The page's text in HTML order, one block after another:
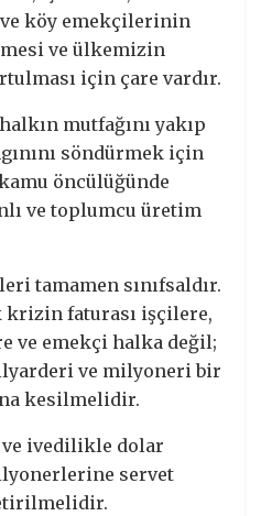
köy emekçilerinin
ve ülkemizin
için çare vardır.
mutfağını yakıp
söndürmek için
öncülüğünde
ve toplumcu üretim
tamamen sınıfsaldır.
krizin faturası işçilere,
ve emekçi halka değil;
ve milyoneri bir
kesilmelidir.
ivedilikle dolar
servet